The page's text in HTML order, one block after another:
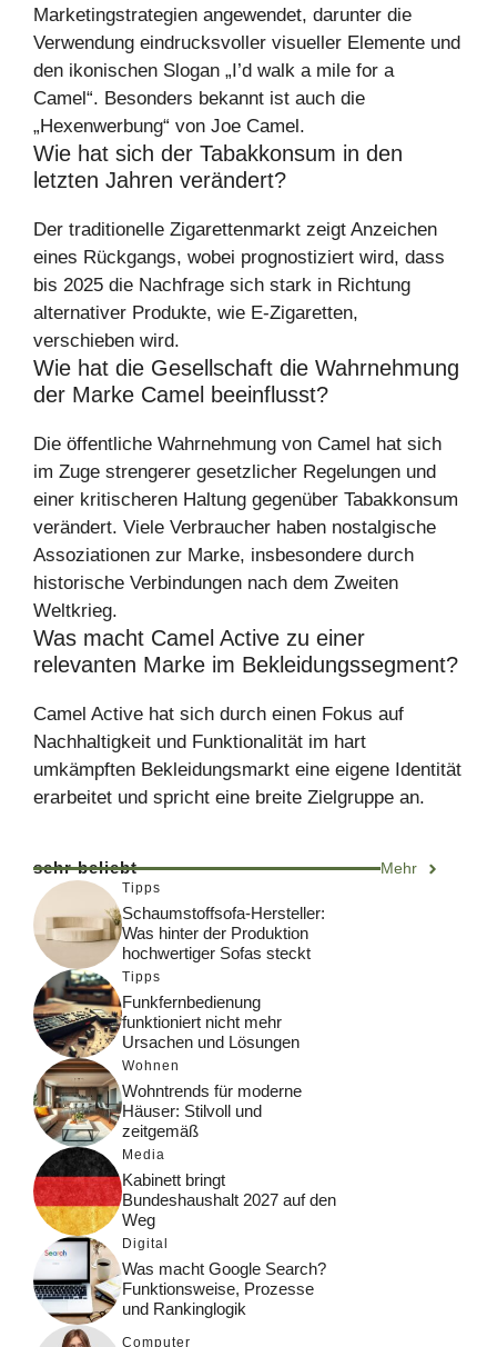
Marketingstrategien angewendet, darunter die
Verwendung eindrucksvoller visueller Elemente und
den ikonischen Slogan „I’d walk a mile for a
Camel“. Besonders bekannt ist auch die
„Hexenwerbung“ von Joe Camel.
Wie hat sich der Tabakkonsum in den
letzten Jahren verändert?
Der traditionelle Zigarettenmarkt zeigt Anzeichen
eines Rückgangs, wobei prognostiziert wird, dass
bis 2025 die Nachfrage sich stark in Richtung
alternativer Produkte, wie E-Zigaretten,
verschieben wird.
Wie hat die Gesellschaft die Wahrnehmung
der Marke Camel beeinflusst?
Die öffentliche Wahrnehmung von Camel hat sich
im Zuge strengerer gesetzlicher Regelungen und
einer kritischeren Haltung gegenüber Tabakkonsum
verändert. Viele Verbraucher haben nostalgische
Assoziationen zur Marke, insbesondere durch
historische Verbindungen nach dem Zweiten
Weltkrieg.
Was macht Camel Active zu einer
relevanten Marke im Bekleidungssegment?
Camel Active hat sich durch einen Fokus auf
Nachhaltigkeit und Funktionalität im hart
umkämpften Bekleidungsmarkt eine eigene Identität
erarbeitet und spricht eine breite Zielgruppe an.
sehr beliebt Mehr
Tipps
Schaumstoffsofa-Hersteller:
Was hinter der Produktion
hochwertiger Sofas steckt
Tipps
Funkfernbedienung
funktioniert nicht mehr
Ursachen und Lösungen
Wohnen
Wohntrends für moderne
Häuser: Stilvoll und
zeitgemäß
Media
Kabinett bringt
Bundeshaushalt 2027 auf den
Weg
Digital
Was macht Google Search?
Funktionsweise, Prozesse
und Rankinglogik
Computer